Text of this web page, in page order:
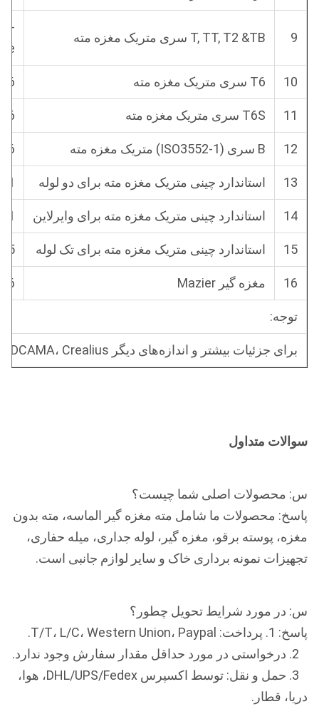
9
T, TT, T2 &TB سری متریک مغزه مته
10
T6 سری متریک مغزه مته
11
T6S سری متریک مغزه مته
12
B سری (ISO3552-1) متریک مغزه مته
13 استاندارد چینی متریک مغزه مته برای دو لوله 91
14 استاندارد چینی متریک مغزه مته برای وایرلاین 91
15 استاندارد چینی متریک مغزه مته برای تک لوله
16 مغزه گیر Mazier 86, 101, 116, 131, 146mm
توجه:
برای جزئیات بیشتر و اندازه‌های دیگر CDDA، DCAMA، Crealius و ISO، لطفاً از مهندسان ما استعلام بگیرید.
سوالات متداول
س: محصولات اصلی شما چیست؟
پاسخ: محصولات ما شامل مته مغزه گیر الماسه، مته بدون
مغزه، پوسته برقو، مغزه گیر، لوله جداری، میله حفاری،
تجهیزات نمونه برداری خاک و سایر لوازم جانبی است.
س: در مورد شرایط تحویل چطور؟
پاسخ: 1. پرداخت: T/T، L/C، Western Union، Paypal.
3. حمل و نقل: توسط اکسپرس DHL/UPS/Fedex، هوا،
دریا، قطار.